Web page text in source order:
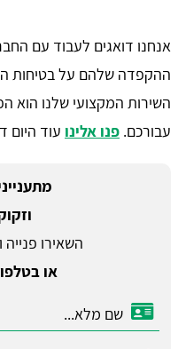
אנחנו דואגים לעבוד עם
ההקפדה שלהם על בטיחות
השירות המקצועי שלנו הוא
עבורכם. פנו אלינו עוד
השאירו
או